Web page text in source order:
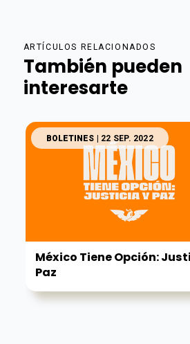
ARTÍCULOS RELACIONADOS
También pueden
interesarte
BOLETINES | 22 SEP. 2022
México Tiene Opción:
Paz